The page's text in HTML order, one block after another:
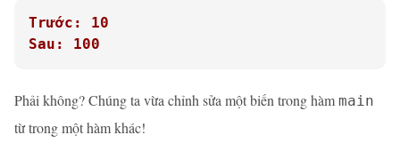
Trước: 10
Sau: 100
Phải không? Chúng ta vừa chỉnh sửa một biến trong hàm main
từ trong một hàm khác!